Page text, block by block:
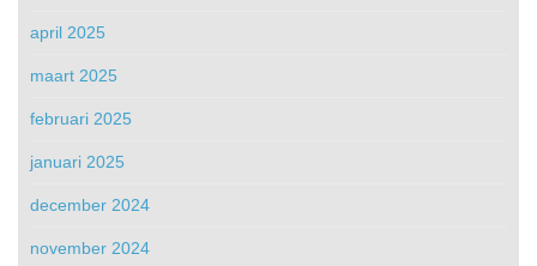
april 2025
maart 2025
februari 2025
januari 2025
december 2024
november 2024